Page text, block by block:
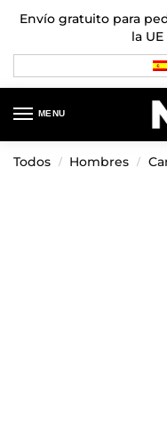
Envío gratuito para
la
MENU
Todos / Hombres /